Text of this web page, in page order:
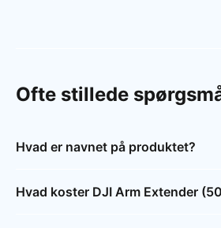
Ofte stillede
Hvad er navnet på produktet?
Hvad koster DJI Arm Extender